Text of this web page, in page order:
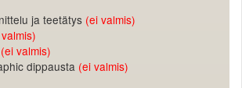
ja teetätys (ei valmis)
(ei valmis)
dippausta (ei valmis)